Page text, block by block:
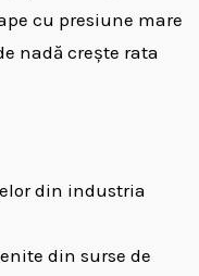
cu presiune mare
nadă crește rata
din industria
din surse de